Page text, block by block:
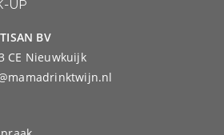
UP
BV
CE Nieuwkuijk